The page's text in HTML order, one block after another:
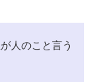
人のこと言う